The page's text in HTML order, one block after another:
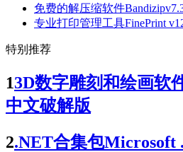
免费的解压缩软件
专业打印管理工具FinePrint
特别推荐
13D数字雕刻和绘画软
中文破解版
2.NET合集包Microsoft